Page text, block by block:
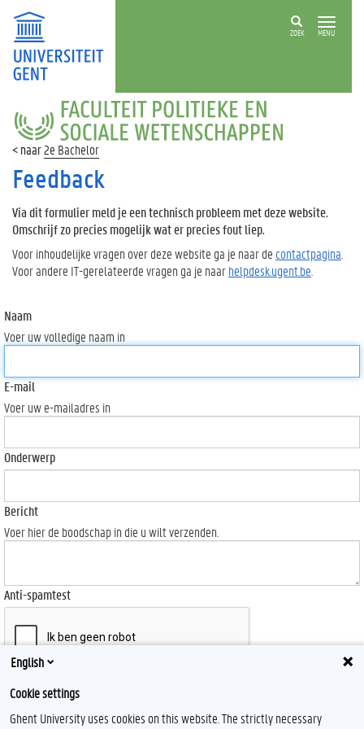
ZOEK MENU
FACULTEIT
POLITIEKE
EN
SOCIALE
WETENSCHAPPEN
2e Bachelor
Feedback
Via dit formulier meld je een technisch probleem met deze website.
Omschrijf zo precies mogelijk wat er precies fout liep.
Voor inhoudelijke vragen over deze website ga je naar de contactpagina
Voor andere IT-gerelateerde vragen ga je naarhelpdesk.ugent.be
Naam
Voer uw volledige naam in
E-mail
Voer uw e-mailadres in
Onderwerp
Bericht
Voer hier de boodschap in die u wilt verzenden.
Anti-spamtest
Send
English
Cookie settings
Ghent University uses cookies on this website. The strictly necessary